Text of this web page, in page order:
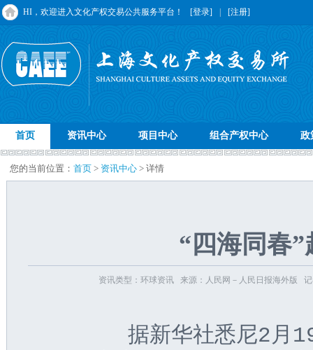
HI，欢迎进入文化产权交易公共服务平台！ [登录] [注册]
首页 资讯中心 项目中心 组合产权中心 政
您的当前位置： 首页 > 资讯中心 > 详情
“四海同春
资讯类型：环球资讯 来源：人民网－人民日报海外版
据新华社悉尼2月19日